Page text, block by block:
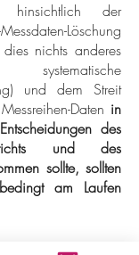
der
Löschung
nichts anderes
und dem Streit
Daten in
des
und des
sollte, sollten
am Laufen